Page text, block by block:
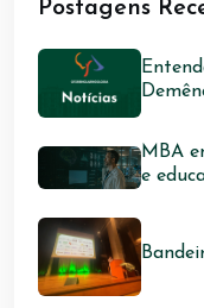
Postagens
MBA
e